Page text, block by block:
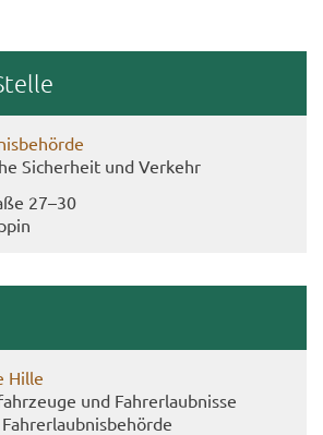
Si­cher­heit und Ver­kehr
27–30
Hille
und Fahr­erlaub­nis­se